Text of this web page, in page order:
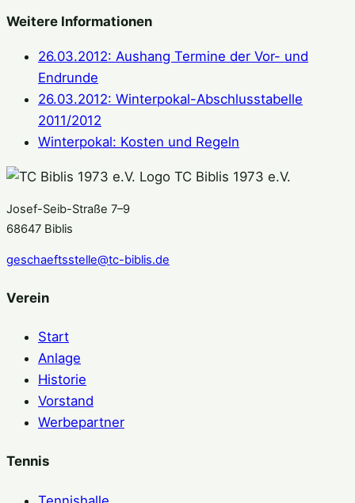
Weitere Informationen
26.03.2012: Aushang Termine der Vor- und
Endrunde
26.03.2012: Winterpokal-Abschlusstabelle
2011/2012
Winterpokal: Kosten und Regeln
TC Biblis 1973 e.V.
Josef-Seib-Straße 7–9
68647 Biblis
geschaeftsstelle@tc-biblis.de
Verein
Start
Anlage
Historie
Vorstand
Werbepartner
Tennis